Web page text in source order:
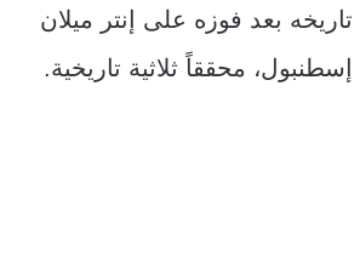
بعد فوزه على إنتر ميلان